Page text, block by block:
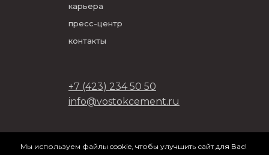
карьера
пресс-центр
контакты
+7 (423) 234 50 50
info@vostokcement.ru
разработано вDVIGA
Мы используем файлы cookie, чтобы улучшить сайт для Вас!